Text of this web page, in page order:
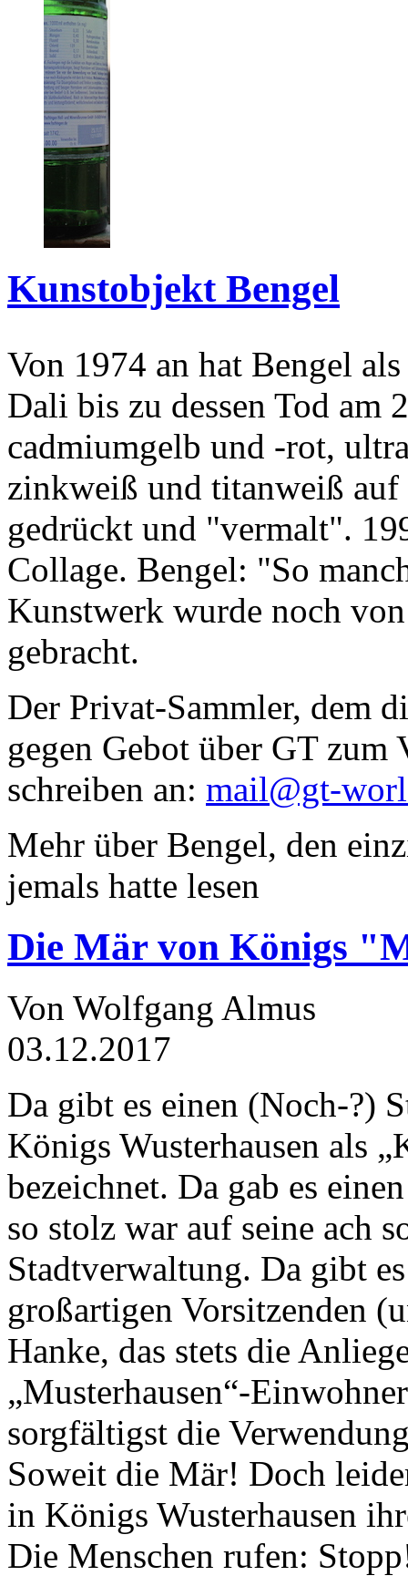
Kunstobjekt Bengel
Von 1974 an hat Bengel
Dali bis zu dessen Tod am
cadmiumgelb und -rot,
zinkweiß und titanweiß
gedrückt und "vermalt".
Collage. Bengel: "So
Kunstwerk wurde noch
gebracht.
Der Privat-Sammler, dem
gegen Gebot über GT zum
schreiben an: mail@gt-
Mehr über Bengel, den
jemals hatte lesen
Die Mär von Königs
Von Wolfgang Almus
03.12.2017
Da gibt es einen (Noch-?)
Königs Wusterhausen als
bezeichnet. Da gab es
so stolz war auf seine ach
Stadtverwaltung. Da gibt
großartigen Vorsitzenden
Hanke, das stets die
„Musterhausen“-
sorgfältigst die
Soweit die Mär! Doch
in Königs Wusterhausen
Die Menschen rufen: